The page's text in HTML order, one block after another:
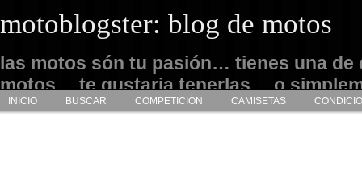
motoblogster: blog de motos
las motos són tu pasión… tienes una de
motos… te gustaria tenerlas… o
admirarlas… este es tu sitio
INICIO BUSCAR COMPETICIÓN CAMISETAS